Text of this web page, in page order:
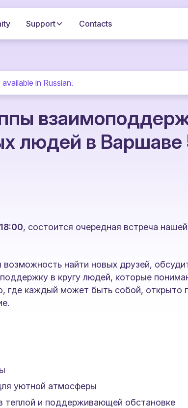
Support Contacts
in Russian.
людей в Варшаве
, состоится очередная встреча
найти новых друзей,
в кругу людей, которые
где каждый может быть собой, открыто
уютной атмосферы
теплой и поддерживающей обстановке